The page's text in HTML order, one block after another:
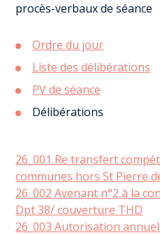
procès-verbaux de séance
Ordre du jour
Liste des délibérations
PV de séance
Délibérations
26_001 Re transfert
communes hors St Pierre
26_002 Avenant n°2 à la
Dpt 38/ couverture THD
26_003 Autorisation